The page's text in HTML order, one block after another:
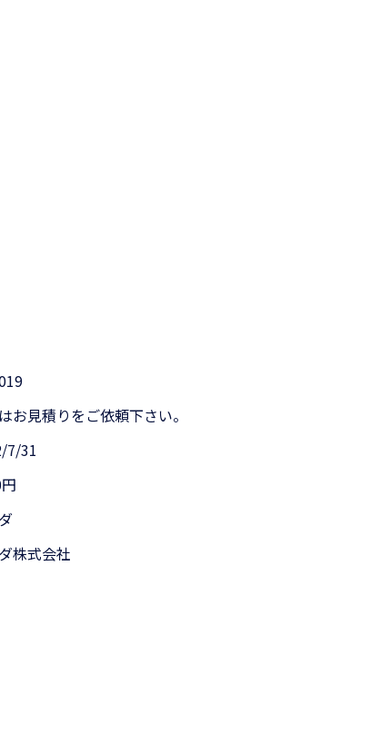
お見積りをご依頼下さい。
7/31
株式会社